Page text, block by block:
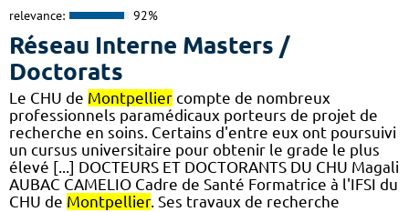
relevance: 92%
Réseau Interne Masters /
Doctorats
Le CHU de Montpellier compte de nombreux
professionnels paramédicaux porteurs de projet de
recherche en soins. Certains d'entre eux ont poursuivi
un cursus universitaire pour obtenir le grade le plus
élevé [...] DOCTEURS ET DOCTORANTS DU CHU Magali
AUBAC CAMELIO Cadre de Santé Formatrice à l'IFSI du
CHU de Montpellier. Ses travaux de recherche